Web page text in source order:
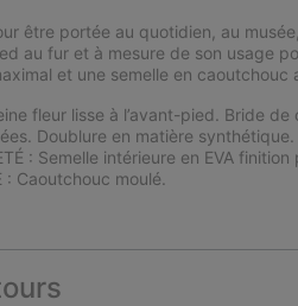
être portée au quotidien, au
au fur et à mesure de son usage
et une semelle en caoutchouc
fleur lisse à l’avant-pied. Bride
Doublure en matière synthétique.
: Semelle intérieure en EVA
: Caoutchouc moulé.